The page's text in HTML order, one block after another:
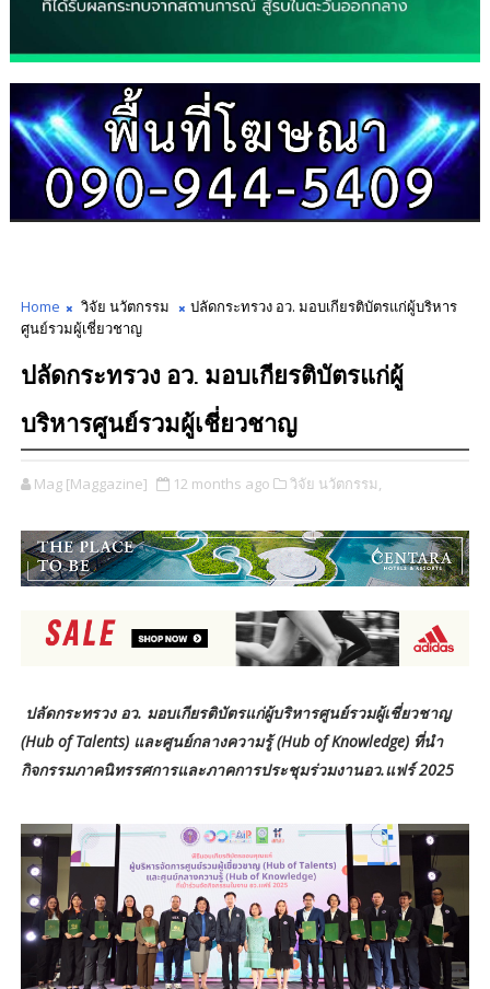
Home วิจัย นวัตกรรม
ปลัดกระทรวง อว. มอบเกียรติบัตรแก่ผู้บริหาร
ศูนย์รวมผู้เชี่ยวชาญ
ปลัดกระทรวง อว. มอบเกียรติบัตรแก่ผู้
บริหารศูนย์รวมผู้เชี่ยวชาญ
Mag [Maggazine] 12 months ago วิจัย นวัตกรรม,
ปลัดกระทรวง อว. มอบเกียรติบัตรแก่ผู้บริหารศูนย์รวมผู้เชี่ยวชาญ
(Hub of Talents) และศูนย์กลางความรู้ (Hub of Knowledge) ที่นำ
กิจกรรมภาคนิทรรศการและภาคการประชุมร่วมงานอว.แฟร์ 2025